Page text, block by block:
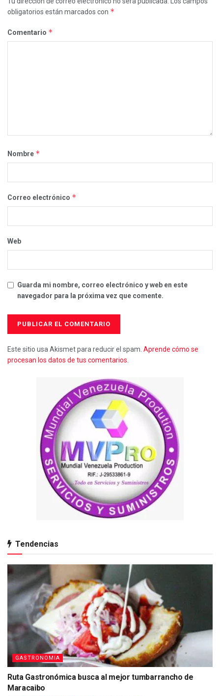
obligatorios están marcados con *
Comentario *
Nombre *
Correo electrónico *
Web
Guarda mi nombre, correo electrónico y web en este
navegador para la próxima vez que comente.
Este sitio usa Akismet para reducir el spam. Aprende cómo se
procesan los datos de tus comentarios.
Tendencias
GASTRONOMIA
Ruta Gastronómica busca al mejor tumbarrancho de
Maracaibo